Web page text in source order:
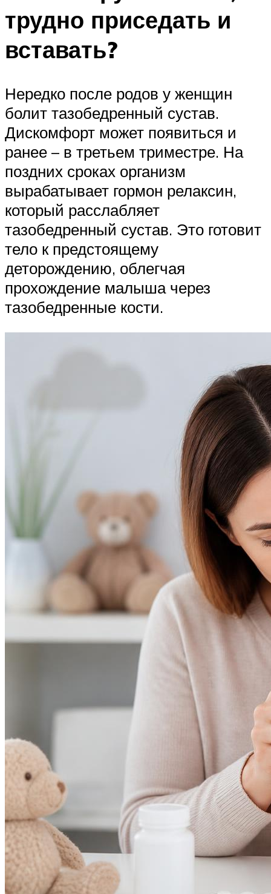
трудно приседать и
вставать?
Нередко после родов у женщин
болит тазобедренный сустав.
Дискомфорт может появиться и
ранее – в третьем триместре. На
поздних сроках организм
вырабатывает гормон релаксин,
который расслабляет
тазобедренный сустав. Это готовит
тело к предстоящему
деторождению, облегчая
прохождение малыша через
тазобедренные кости.